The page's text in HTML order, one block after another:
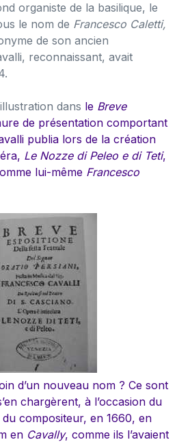
organiste de la basilique, le
le nom de Francesco Caletti,
de son ancien
reconnaissant, avait
dans le Breve
de présentation comportant
publia lors de la création
Le Nozze di Peleo e di Teti,
lui-même Francesco
d’un nouveau nom ? Ce sont
chargèrent, à l’occasion du
compositeur, en 1660, en
en Cavally, comme ils l’avaient